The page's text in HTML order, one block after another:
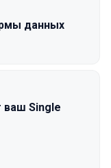
данных
ваш Single